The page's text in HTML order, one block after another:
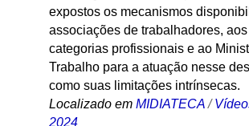
expostos os mecanismos
associações de trabalhadores,
categorias profissionais e ao
Trabalho para a atuação nesse
como suas limitações intrínsecas.
Localizado em MIDIATECA /
2024